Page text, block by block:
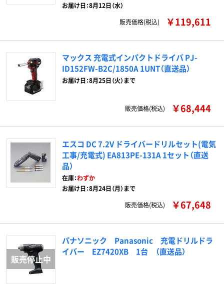
お届け日：8月12日（水）
販売価格(税込)
￥119,611
マックス 充電式インパクトドライバ PJ-
ID152FW-B2C/1850A 1UNT（直送品）
お届け日：8月25日（火）まで
販売価格(税込) ￥68,444
エスコ DC 7.2V ドライバードリルセット(電気
工事/充電式) EA813PE-131A 1セット（直送
品）
在庫：わずか
お届け日：8月24日（月）まで
販売価格(税込)
￥67,648
パナソニック Panasonic 充電ドリルドラ
イバー EZ7420XB 1台 （直送品）